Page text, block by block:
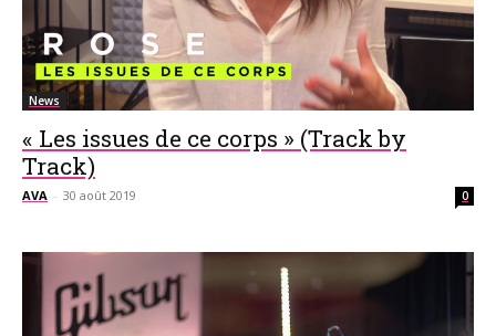
News
« Les issues de ce corps » (Track by
Track)
AVA - 30 août 2019 0